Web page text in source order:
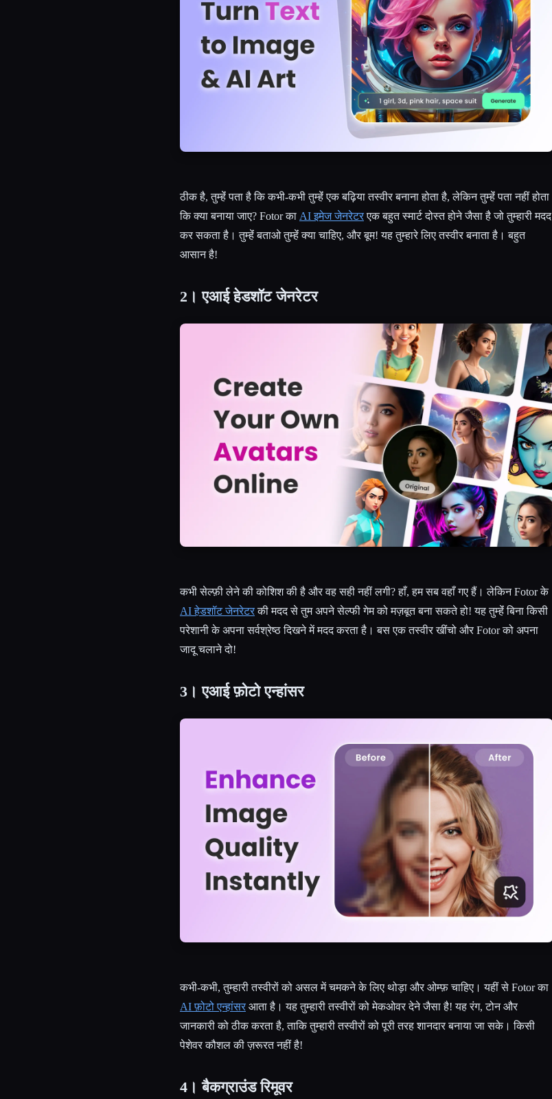
ठीक है, तुम्हेंं पता है कि कभी-कभी तुम्हेंं एक बढ़िया तस्वीर बनाना होता है, लेकिन तुम्हेंं पता नहीं होता
कि क्या बनाया जाए? Fotor का AI इमेज जेनरेटरएक बहुत स्मार्ट दोस्त होने जैसा है जो तुम्हारी मदद
कर सकता है। तुम्हेंं बताओ तुम्हेंं क्या चाहिए, और बूम! यह तुम्हारे लिए तस्वीर बनाता है। बहुत
आसान है!
2। एआई हेडशॉट जेनरेटर
कभी सेल्फ़ी लेने की कोशिश की है और वह सही नहीं लगी? हाँ, हम सब वहाँ गए हैं। लेकिन Fotor के
AI हेडशॉट जेनरेटरकी मदद से तुम अपने सेल्फी गेम को मज़बूत बना सकते हो! यह तुम्हेंं बिना किसी
परेशानी के अपना सर्वश्रेष्ठ दिखने में मदद करता है। बस एक तस्वीर खींचो और Fotor को अपना
जादू चलाने दो!
3। एआई फ़ोटो एन्हांसर
कभी-कभी, तुम्हारी तस्वीरों को असल में चमकने के लिए थोड़ा और ओम्फ़ चाहिए। यहीं से Fotor का
AI फ़ोटो एन्हांसरआता है। यह तुम्हारी तस्वीरों को मेकओवर देने जैसा है! यह रंग, टोन और
जानकारी को ठीक करता है, ताकि तुम्हारी तस्वीरों को पूरी तरह शानदार बनाया जा सके। किसी
पेशेवर कौशल की ज़रूरत नहीं है!
4। बैकग्राउंड रिमूवर